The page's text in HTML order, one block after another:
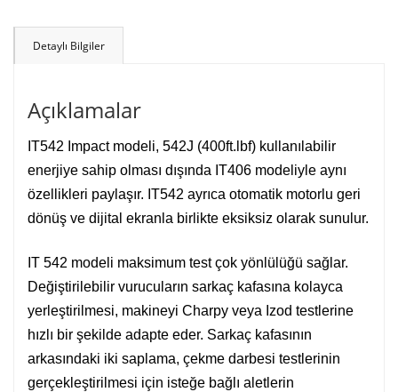
Detaylı Bilgiler
Açıklamalar
IT542 Impact modeli, 542J (400ft.lbf) kullanılabilir
enerjiye sahip olması dışında IT406 modeliyle aynı
özellikleri paylaşır. IT542 ayrıca otomatik motorlu geri
dönüş ve dijital ekranla birlikte eksiksiz olarak sunulur.
IT 542 modeli maksimum test çok yönlülüğü sağlar.
Değiştirilebilir vurucuların sarkaç kafasına kolayca
yerleştirilmesi, makineyi Charpy veya Izod testlerine
hızlı bir şekilde adapte eder. Sarkaç kafasının
arkasındaki iki saplama, çekme darbesi testlerinin
gerçekleştirilmesi için isteğe bağlı aletlerin